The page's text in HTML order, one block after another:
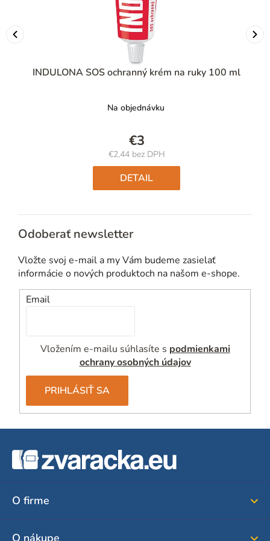
INDULONA SOS ochranný krém na ruky 100 ml
Na objednávku
€3
€2,44 bez DPH
Jednotková
cena:
DETAIL
Odoberať newsletter
Vložte svoj e-mail a my Vám budeme zasielať
informácie o nových produktoch na našom e-shope.
Email
Vložením e-mailu súhlasíte s podmienkami
ochrany osobných údajov
PRIHLÁSIŤ SA
O firme